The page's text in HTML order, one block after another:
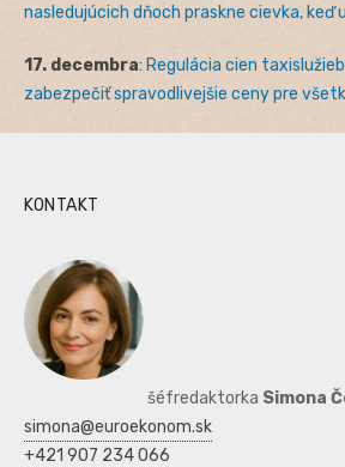
nasledujúcich dňoch praskne cievka, keď
17. decembra: Regulácia cien
zabezpečiť spravodlivejšie ceny pre
KONTAKT
šéfredaktorka Simona
simona@euroekonom.sk
+421 907 234 066